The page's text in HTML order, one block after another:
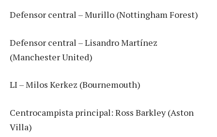
Defensor central – Murillo (Nottingham Forest)
Defensor central – Lisandro Martínez
(Manchester United)
LI – Milos Kerkez (Bournemouth)
Centrocampista principal: Ross Barkley (Aston
Villa)